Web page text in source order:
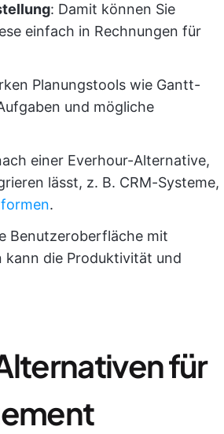
: Damit können Sie
einfach in Rechnungen für
Planungstools wie Gantt-
und mögliche
einer Everhour-Alternative,
lässt, z. B. CRM-Systeme,
.
Benutzeroberfläche mit
kann die Produktivität und
für